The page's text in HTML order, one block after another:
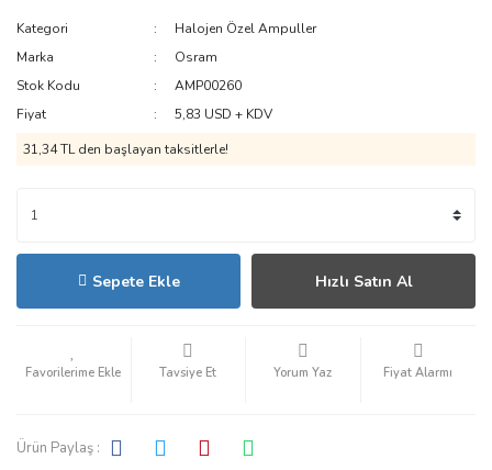
Kategori
Halojen Özel Ampuller
Marka
Osram
Stok Kodu
AMP00260
Fiyat
5,83 USD + KDV
31,34 TL den başlayan taksitlerle!
Sepete Ekle Hızlı Satın Al
Tavsiye Et Yorum Yaz Fiyat Alarmı
Ürün Paylaş :